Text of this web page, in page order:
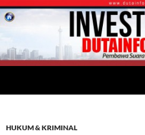
HUKUM & KRIMINAL